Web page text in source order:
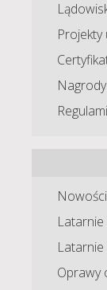
Projekty
Nagrody
Nowości
Latarnie
Oprawy